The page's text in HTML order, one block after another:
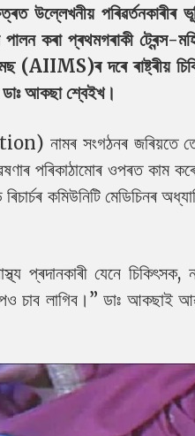
উল্লেখনীয় পৰিৱৰ্তনকাৰীৰ
পালন কৰা প্ৰথমগৰাকী
দৰে ৰাষ্ট্ৰীয়
ডাঃ আকছা শ্বেইখ।
নামৰ সংগঠনৰ জৰিয়তে
পৰিকাঠামোৰ ওপৰত কাম
কমিউনিটি মেডিচিনৰ
প্ৰদানকাৰী যেনে চিকিৎসক,
চাব লাগিব।” ডাঃ